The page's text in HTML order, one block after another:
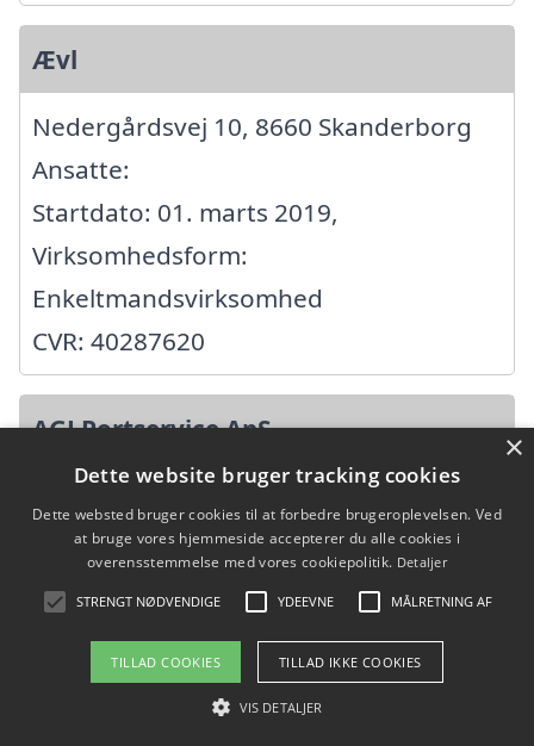
Ævl
Nedergårdsvej 10, 8660 Skanderborg
Ansatte:
Startdato: 01. marts 2019,
Virksomhedsform:
Enkeltmandsvirksomhed
CVR: 40287620
AGJ Portservice ApS
Overmarksvej 13, 8660 Skanderborg
Ansatte: 1
CVR: 39593459
×
Dette website bruger tracking cookies
Dette websted bruger cookies til at forbedre brugeroplevelsen. Ved
at bruge vores hjemmeside accepterer du alle cookies i
overensstemmelse med vores cookiepolitik. Detaljer
STRENGT NØDVENDIGE YDEEVNE MÅLRETNING AF
TILLAD COOKIES TILLAD IKKE COOKIES
VIS DETALJER